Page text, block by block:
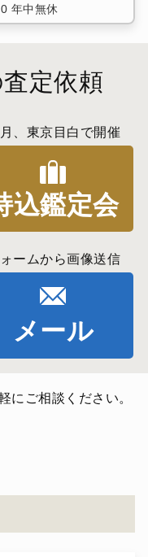
年中無休
定依頼
、東京目白で開催
込鑑定会
ームから画像送信
メール
にご相談ください。